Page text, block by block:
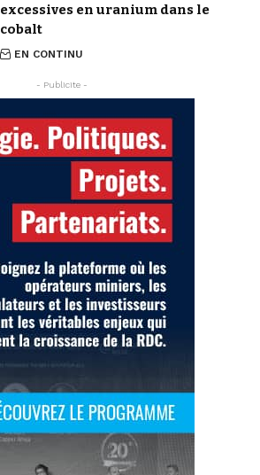
excessives en uranium dans le
cobalt
EN CONTINU
- Publicite -